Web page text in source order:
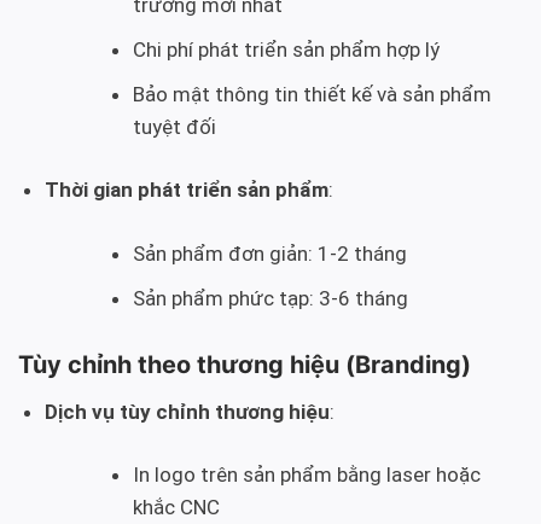
Chi phí phát triển sản phẩm hợp lý
Bảo mật thông tin thiết kế và sản phẩm
tuyệt đối
Thời gian phát triển sản phẩm:
Sản phẩm đơn giản: 1-2 tháng
Sản phẩm phức tạp: 3-6 tháng
Tùy chỉnh theo thương hiệu (Branding)
Dịch vụ tùy chỉnh thương hiệu:
In logo trên sản phẩm bằng laser hoặc
khắc CNC